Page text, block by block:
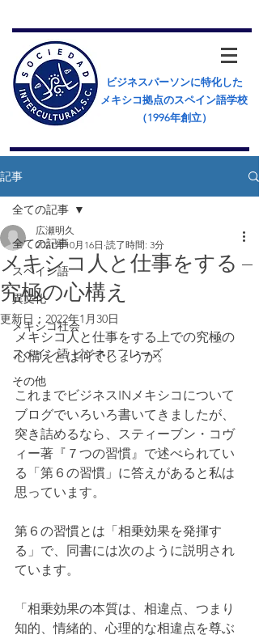
ビジネスパーソンに特化した
メキシコ拠点のスペイン語学校
（​1996年創立）
記事
全ての記事
スペイン語
異文化
メキシコ社会
スペイン語 ビジネスフレーズ
その他
全ての記事
メキシコ人と仕事をする –
究極の心構え
広瀬明久
2021年10月16日 読了時間: 3分
更新日： 2022年1月30日
メキシコ人と仕事をする上での究極の
心構えとは何でしょうか。
これまでビジネスINメキシコについて
ブログでいろいろ書いてきましたが、
突き詰めるなら、スティーブン・コヴ
ィー著『７つの習慣』で述べられてい
る「第６の習慣」に答えがあると私は
思っています。
第６の習慣とは「相乗効果を発揮す
る」で、同書には次のように説明され
ています。
「相乗効果の本質は、相違点、つまり
知的、情緒的、心理的な相違点を尊ぶ